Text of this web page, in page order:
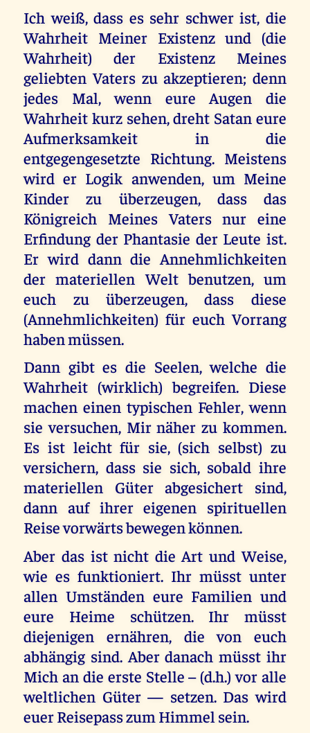
Ich weiß, dass es sehr schwer ist, die
Wahrheit Meiner Existenz und (die
Wahrheit) der Existenz Meines
geliebten Vaters zu akzeptieren; denn
jedes Mal, wenn eure Augen die
Wahrheit kurz sehen, dreht Satan eure
Aufmerksamkeit in die
entgegengesetzte Richtung. Meistens
wird er Logik anwenden, um Meine
Kinder zu überzeugen, dass das
Königreich Meines Vaters nur eine
Erfindung der Phantasie der Leute ist.
Er wird dann die Annehmlichkeiten
der materiellen Welt benutzen, um
euch zu überzeugen, dass diese
(Annehmlichkeiten) für euch Vorrang
haben müssen.
Dann gibt es die Seelen, welche die
Wahrheit (wirklich) begreifen. Diese
machen einen typischen Fehler, wenn
sie versuchen, Mir näher zu kommen.
Es ist leicht für sie, (sich selbst) zu
versichern, dass sie sich, sobald ihre
materiellen Güter abgesichert sind,
dann auf ihrer eigenen spirituellen
Reise vorwärts bewegen können.
Aber das ist nicht die Art und Weise,
wie es funktioniert. Ihr müsst unter
allen Umständen eure Familien und
eure Heime schützen. Ihr müsst
diejenigen ernähren, die von euch
abhängig sind. Aber danach müsst ihr
Mich an die erste Stelle – (d.h.) vor alle
weltlichen Güter — setzen. Das wird
euer Reisepass zum Himmel sein.